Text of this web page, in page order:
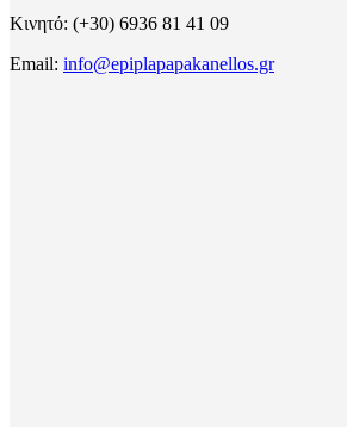
Κινητό: (+30) 6936 81 41 09
Email: info@epiplapapakanellos.gr